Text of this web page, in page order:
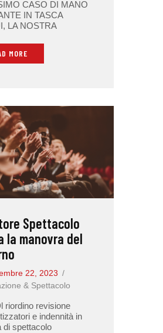
CASO DI MANO
IN TASCA
LA NOSTRA
MORE
Spettacolo
la manovra del
22, 2023
& Spettacolo
riordino revisione
e indennità in
di spettacolo